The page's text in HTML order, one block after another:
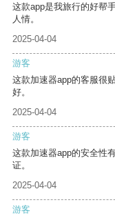
这款app是我旅行的好帮
人情。
2025-04-04
游客
这款加速器app的客服很
好。
2025-04-04
游客
这款加速器app的安全性
证。
2025-04-04
游客